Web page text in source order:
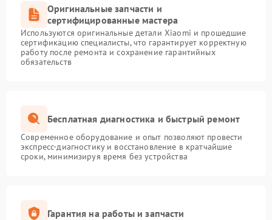
Оригинальные запчасти и
сертифицированные мастера
Используются оригинальные детали Xiaomi и прошедшие
сертификацию специалисты, что гарантирует корректную
работу после ремонта и сохранение гарантийных
обязательств
Бесплатная диагностика и быстрый ремонт
Современное оборудование и опыт позволяют провести
экспресс-диагностику и восстановление в кратчайшие
сроки, минимизируя время без устройства
Гарантия на работы и запчасти